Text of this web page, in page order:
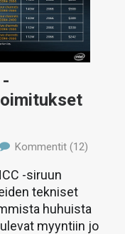
Kommentit (12)
-siruun
tekniset
huhuista
myyntiin jo